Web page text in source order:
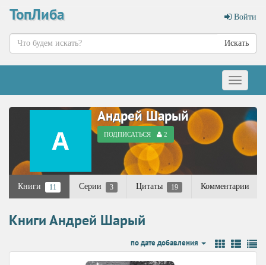
ТопЛиба Войти
Искать
Меню
Андрей Шарый
ПОДПИСАТЬСЯ 2
Книги 11 Серии 3 Цитаты 19 Комментарии
Книги Андрей Шарый
по дате добавления